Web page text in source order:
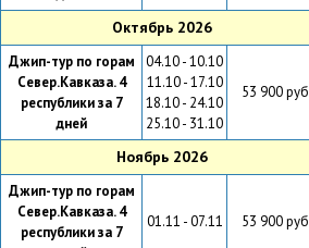
Октябрь 2026
Джип-тур по горам
Север.Кавказа. 4
республики за 7
дней
04.10 - 10.10
11.10 - 17.10
18.10 - 24.10
25.10 - 31.10
53 900 руб
Ноябрь 2026
Джип-тур по горам
Север.Кавказа. 4
республики за 7
01.11 - 07.11 53 900 руб